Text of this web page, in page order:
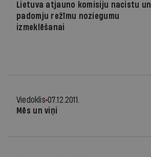
Lietuva atjauno komisiju nacistu un
padomju režīmu noziegumu
izmeklēšanai
Viedoklis 07.12.2011.
Mēs un viņi